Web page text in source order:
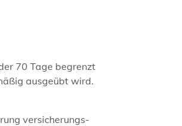
70 Tage begrenzt
ausgeübt wird.
versicherungs-